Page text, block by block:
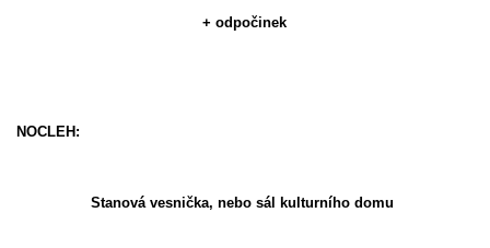
+ odpočinek
NOCLEH:
Stanová vesnička, nebo sál kulturního domu